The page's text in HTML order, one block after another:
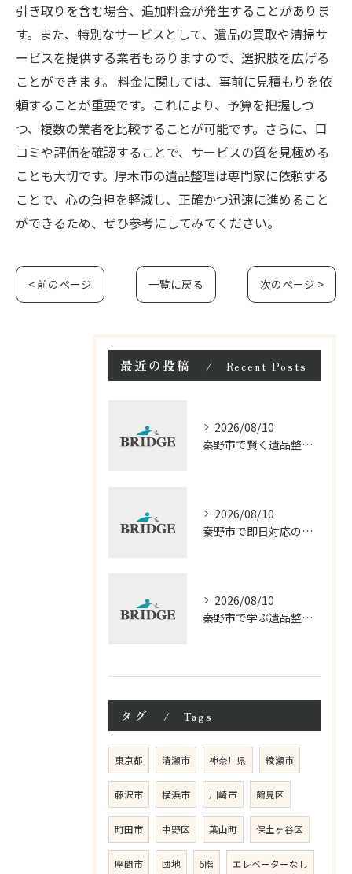
引き取りを含む場合、追加料金が発生することがありま
す。また、特別なサービスとして、遺品の買取や清掃サ
ービスを提供する業者もありますので、選択肢を広げる
ことができます。 料金に関しては、事前に見積もりを依
頼することが重要です。これにより、予算を把握しつ
つ、複数の業者を比較することが可能です。さらに、口
コミや評価を確認することで、サービスの質を見極める
ことも大切です。厚木市の遺品整理は専門家に依頼する
ことで、心の負担を軽減し、正確かつ迅速に進めること
ができるため、ぜひ参考にしてみてください。
< 前のページ 一覧に戻る 次のページ >
最近の投稿 Recent Posts
2026/08/10
秦野市で賢く遺品整理見積もり比較
2026/08/10
秦野市で即日対応の遺品整理術
2026/08/10
秦野市で学ぶ遺品整理の基本方法と相談ポイント
タグ Tags
東京都 清瀬市 神奈川県 綾瀬市
藤沢市 横浜市 川崎市 鶴見区
町田市 中野区 葉山町 保土ヶ谷区
座間市 団地 5階 エレベーターなし